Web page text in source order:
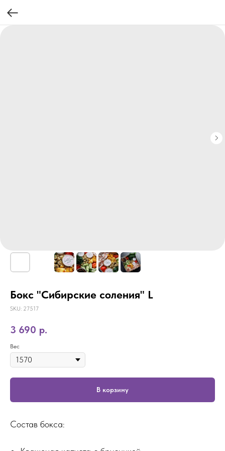
Бокс "Сибирские соления" L
SKU: 27517
3 690 р.
Вес
В корзину
Состав бокса: